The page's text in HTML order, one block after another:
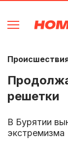
решетки
В Бурятии
экстремизма